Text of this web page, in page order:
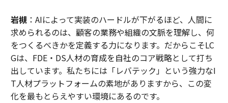
岩槻：AIによって実装のハードルが下がるほど、人間に
求められるのは、顧客の業務や組織の文脈を理解し、何
をつくるべきかを定義する力になります。だからこそLC
Gは、FDE・DS人材の育成を自社のコア戦略として打ち
出しています。私たちには「レバテック」という強力なI
T人材プラットフォームの素地がありますから、この変
化を最もとらえやすい環境にあるのです。